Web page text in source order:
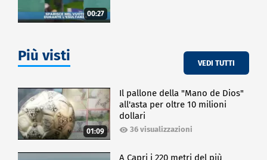
00:27
Più visti VEDI TUTTI
01:09
Il pallone della "Mano de Dios"
all'asta per oltre 10 milioni
dollari
36 visualizzazioni
A Capri i 220 metri del più